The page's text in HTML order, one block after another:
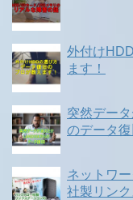
外付け
ます！
突然デー
のデータ復
ネットワ
社製リン